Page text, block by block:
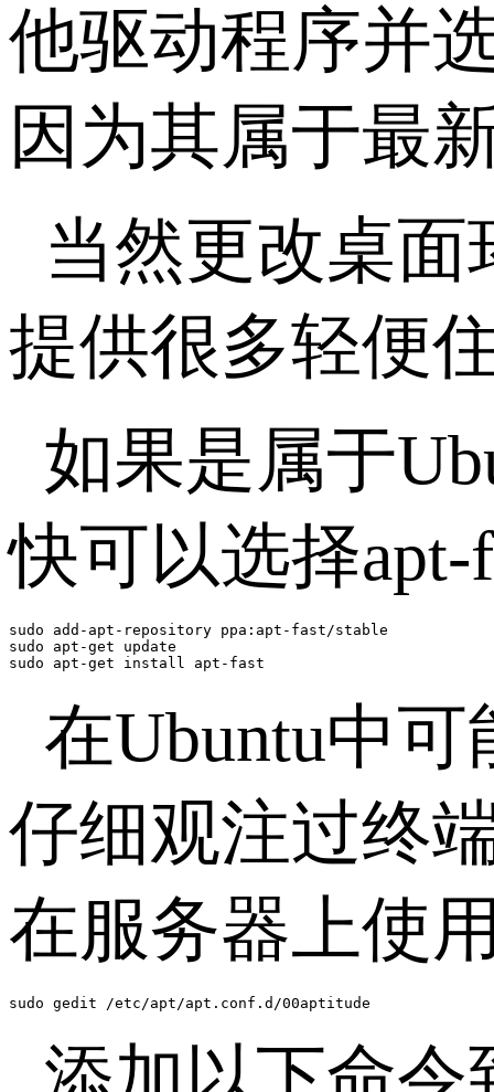
他驱动程序并
因为其属于最
当然更改桌
提供很多轻便
如果是属于
快可以选择apt-
sudo add-apt-repository ppa:apt-fast/stable
sudo apt-get update
sudo apt-get install apt-fast
在Ubuntu中可
仔细观注过终
在服务器上使
sudo gedit /etc/apt/apt.conf.d/00aptitude